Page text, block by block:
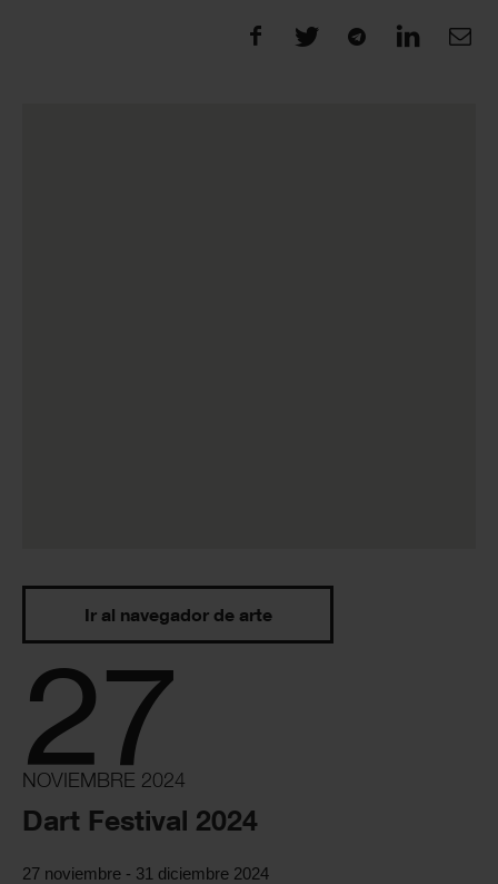
Ir al navegador de arte
27
NOVIEMBRE 2024
Dart Festival 2024
27 noviembre - 31 diciembre 2024